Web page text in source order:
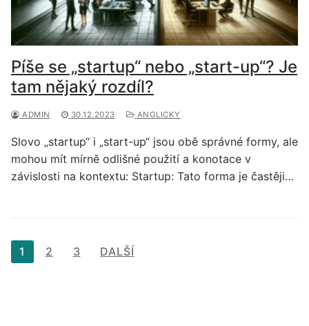
Píše se „startup“ nebo „start-up“? Je
tam nějaký rozdíl?
ADMIN 30.12.2023 ANGLICKY
Slovo „startup“ i „start-up“ jsou obě správné formy, ale
mohou mít mírně odlišné použití a konotace v
závislosti na kontextu: Startup: Tato forma je častěji…
Stránkování
příspěvků
1 2 3 DALŠÍ